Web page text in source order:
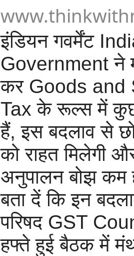
इंडियन गवर्मेंट
Government ने
कर Goods and
Tax के रूल्स में
हैं, इस बदलाव से
को राहत मिलेगी
अनुपालन बोझ कम
बता दें कि इन
परिषद GST
हफ्ते हुई बैठक में